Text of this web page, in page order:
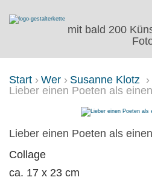
mit bald 200
Start Wer
Susanne Klotz
Lieber einen Poeten als
LIEBER EINEN
Lieber einen Poeten als
Collage
ca. 17 x 23 cm